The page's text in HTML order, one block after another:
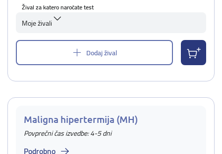
Žival za katero naročate test
Moje živali
Dodaj žival
Maligna hipertermija (MH)
Povprečni čas izvedbe: 4-5 dni
Podrobno